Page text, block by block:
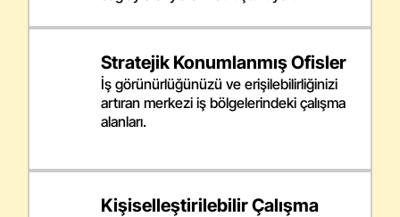
Stratejik Konumlanmış Ofisler
İş görünürlüğünüzü ve erişilebilirliğinizi
artıran merkezi iş bölgelerindeki çalışma
alanları.
Kişiselleştirilebilir Çalışma